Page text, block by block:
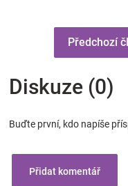
Předchozí
Diskuze (0)
Buďte první, kdo napíše
Přidat komentář